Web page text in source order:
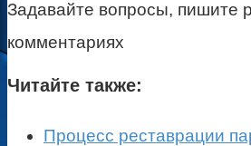
Задавайте вопросы, пишите
комментариях
Читайте также:
Процесс реставрации